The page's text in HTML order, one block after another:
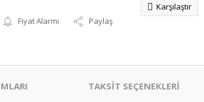
Fiyat Alarmı Paylaş
Karşılaştır
TAKSİT SEÇENEKLERİ